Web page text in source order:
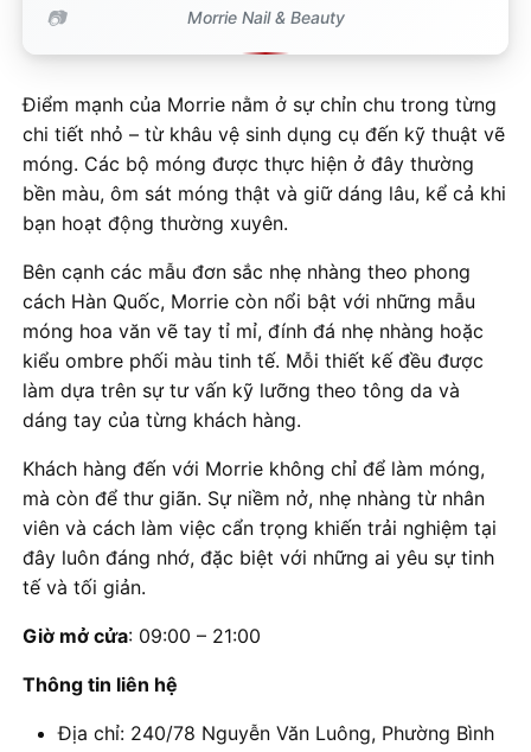
Morrie Nail & Beauty
Điểm mạnh của Morrie nằm ở sự chỉn chu trong từng
chi tiết nhỏ – từ khâu vệ sinh dụng cụ đến kỹ thuật vẽ
móng. Các bộ móng được thực hiện ở đây thường
bền màu, ôm sát móng thật và giữ dáng lâu, kể cả khi
bạn hoạt động thường xuyên.
Bên cạnh các mẫu đơn sắc nhẹ nhàng theo phong
cách Hàn Quốc, Morrie còn nổi bật với những mẫu
móng hoa văn vẽ tay tỉ mỉ, đính đá nhẹ nhàng hoặc
kiểu ombre phối màu tinh tế. Mỗi thiết kế đều được
làm dựa trên sự tư vấn kỹ lưỡng theo tông da và
dáng tay của từng khách hàng.
Khách hàng đến với Morrie không chỉ để làm móng,
mà còn để thư giãn. Sự niềm nở, nhẹ nhàng từ nhân
viên và cách làm việc cẩn trọng khiến trải nghiệm tại
đây luôn đáng nhớ, đặc biệt với những ai yêu sự tinh
tế và tối giản.
Giờ mở cửa: 09:00 – 21:00
Thông tin liên hệ
Địa chỉ: 240/78 Nguyễn Văn Luông, Phường Bình